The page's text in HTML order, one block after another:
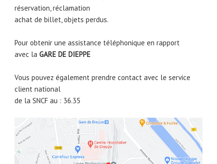
réservation, réclamation
achat de billet, objets perdus.
Pour obtenir une assistance téléphonique en rapport
avec la GARE DE DIEPPE
Vous pouvez également prendre contact avec le service
client national
de la SNCF au : 36.35